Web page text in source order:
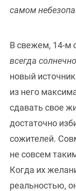
самом
В свежем, 14-м
всегда солнечно
новый
из него
сдавать свое
достаточно
сожителей.
не совсем
Когда их
реальностью,